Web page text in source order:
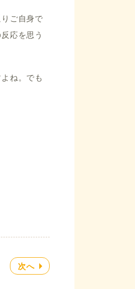
ご自身で
応を思う
ね。でも
次へ